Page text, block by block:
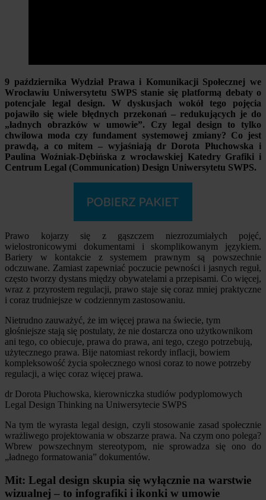
9 października Wydział Prawa i Komunikacji Społecznej we
Wrocławiu Uniwersytetu SWPS stanie się platformą debaty o
potencjale legal design. W dyskusjach wokół tego pojęcia
pojawiło się wiele błędnych przekonań – redukujących je do
„ładnych obrazków w umowie”. Czy legal design to tylko
chwilowa moda czy fundament systemowej zmiany? Co jest
prawdą, a co mitem – wyjaśniają dr Dorota Płuchowska i
Paulina Woźniak-Dębińska z wrocławskiej Katedry Grafiki i
Centrum Legal (Communication) Design Uniwersytetu SWPS.
Prawo kojarzy się z gąszczem niezrozumiałych pojęć,
wielostronicowymi dokumentami i skomplikowanym językiem.
Bariery w kontakcie z systemem prawnym są powszechnie
odczuwane. Zamiast zapewniać poczucie pewności i jasnych reguł,
często tworzy dystans między obywatelami a przepisami. Co więcej,
wraz z przyrostem regulacji, prawo staje się coraz mniej praktyczne
i coraz trudniejsze w codziennym zastosowaniu.
Nietrudno zauważyć, że im więcej prawa na świecie, tym
głośniejsze stają się postulaty, że nie dostarcza ono użytkownikom
ani tego, co obiecuje, prawa do prawa, ani tego, czego potrzebują,
użytecznego prawa. Bije natomiast rekordy inflacji, bowiem
kompleksowość życia społecznego wnosi coraz to nowe potrzeby
regulacji, a więc coraz więcej prawa.
dr Dorota Płuchowska, kierowniczka studiów podyplomowych
Legal Design Thinking na Uniwersytecie SWPS
Na tym tle wyrasta legal design, czyli stosowanie zasad społecznie
wrażliwego projektowania w obszarze prawa. Na czym ono polega?
Wbrew powszechnym stereotypom, nie sprowadza się ono do
„ładnego formatowania” dokumentów.
Mit: Legal design skupia się wyłącznie na warstwie
wizualnej – to infografiki i ikonki w umowie